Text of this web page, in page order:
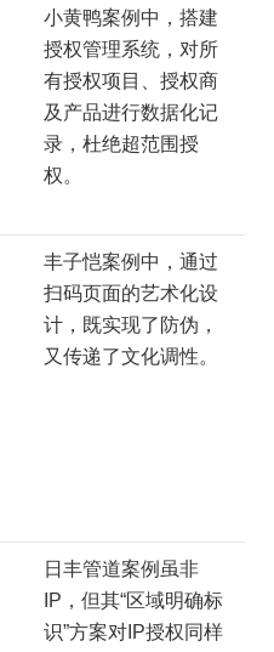
小黄鸭案例中，搭建
授权管理系统，对所
有授权项目、授权商
及产品进行数据化记
录，杜绝超范围授
权。
丰子恺案例中，通过
扫码页面的艺术化设
计，既实现了防伪，
又传递了文化调性。
日丰管道案例虽非
IP，但其“区域明确标
识”方案对IP授权同样